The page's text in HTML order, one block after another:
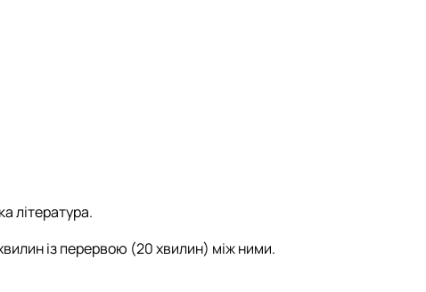
література.
із перервою (20 хвилин) між ними.